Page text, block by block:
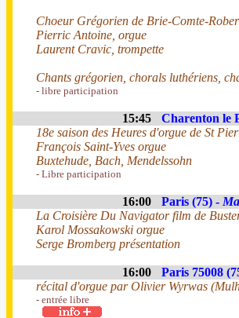
Choeur Grégorien de Brie-Comte-
Pierric Antoine, orgue
Laurent Cravic, trompette
Chants grégorien, chorals luthériens,
- libre participation
15:45 Charenton le
18e saison des Heures d'orgue de St
François Saint-Yves orgue
Buxtehude, Bach, Mendelssohn
- Libre participation
16:00 Paris (75) -
La Croisière Du Navigator film de
Karol Mossakowski orgue
Serge Bromberg présentation
16:00 Paris 75008
récital d'orgue par Olivier Wyrwas
- entrée libre